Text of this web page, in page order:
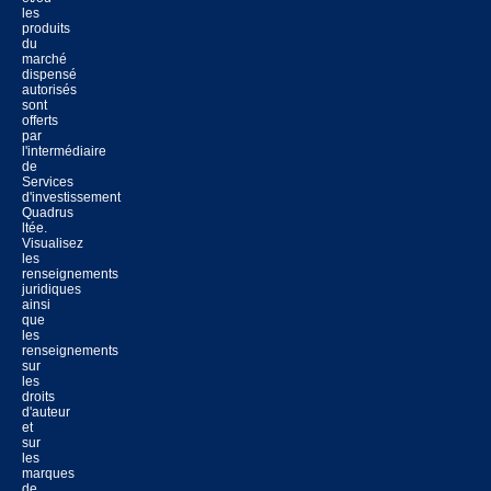
les
produits
du
marché
dispensé
autorisés
sont
offerts
par
l'intermédiaire
de
Services
d'investissement
Quadrus
ltée.
Visualisez
les
renseignements
juridiques
ainsi
que
les
renseignements
sur
les
droits
d'auteur
et
sur
les
marques